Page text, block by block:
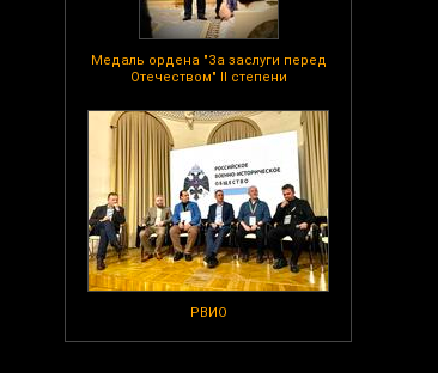
Медаль ордена "За заслуги перед
Отечеством" II степени
РВИО